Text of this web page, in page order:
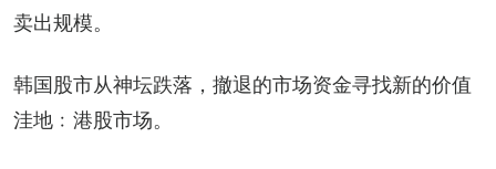
卖出规模。
韩国股市从神坛跌落，撤退的市场资金寻找新的价值
洼地﹕港股市场。